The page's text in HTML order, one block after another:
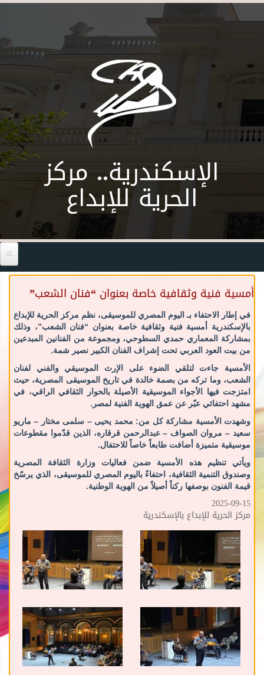
Skip to main content
الإسكندرية.. مركز
الحرية للإبداع
أمسية فنية وثقافية خاصة بعنوان “فنان الشعب”
في إطار الاحتفاء بـ اليوم المصري للموسيقى، نظم مركز الحرية للإبداع
بالإسكندرية أمسية فنية وثقافية خاصة بعنوان “فنان الشعب”، وذلك
بمشاركة المعماري حمدي السطوحي، ومجموعة من الفنانين المبدعين
من بيت العود العربي تحت إشراف الفنان الكبير نصير شمة.
الأمسية جاءت لتلقي الضوء على الإرث الموسيقي والفني لفنان
الشعب، وما تركه من بصمة خالدة في تاريخ الموسيقى المصرية، حيث
امتزجت فيها الأجواء الموسيقية الأصيلة بالحوار الثقافي الراقي، في
مشهد احتفائي عبّر عن عمق الهوية الفنية لمصر.
وشهدت الأمسية مشاركة كل من: محمد يحيى – سلمى مختار – ماريو
سعيد – مروان الصواف – عبدالرحمن قرقاره، الذين قدّموا مقطوعات
موسيقية متميزة أضافت طابعاً خاصاً للاحتفال.
ويأتي تنظيم هذه الأمسية ضمن فعاليات وزارة الثقافة المصرية
وصندوق التنمية الثقافية، احتفاءً باليوم المصري للموسيقى، الذي يرسّخ
قيمة الفنون بوصفها ركناً أصيلاً من الهوية الوطنية.
2025-09-15
مركز الحرية للإبداع بالإسكندرية